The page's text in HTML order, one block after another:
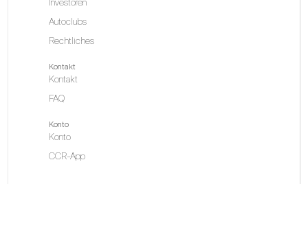
Autoclubs
Rechtliches
Kontakt
Kontakt
FAQ
Konto
Konto
CCR-App